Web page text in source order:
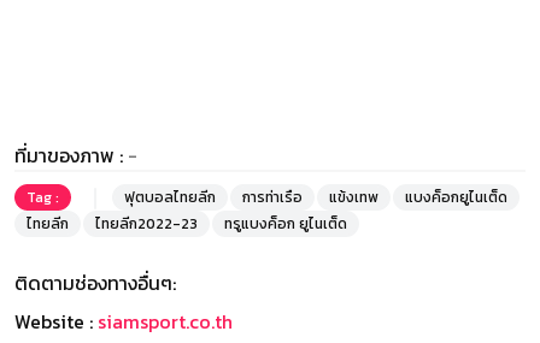
ที่มาของภาพ : -
Tag : ฟุตบอลไทยลีก การท่าเรือ แข้งเทพ
แบงค็อกยูไนเต็ด
ไทยลีก
ไทยลีก2022-23 ทรูแบงค็อก ยูไนเต็ด
ติดตามช่องทางอื่นๆ:
Website : siamsport.co.th